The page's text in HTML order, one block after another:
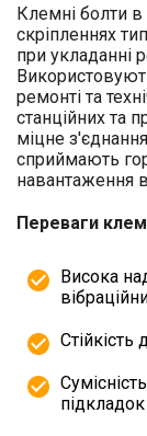
Клемні болти в
скріпленнях
при укладанні
ремонті та
станційних та
міцне
сприймають
навантаження
Переваги
Висока
Стійкість